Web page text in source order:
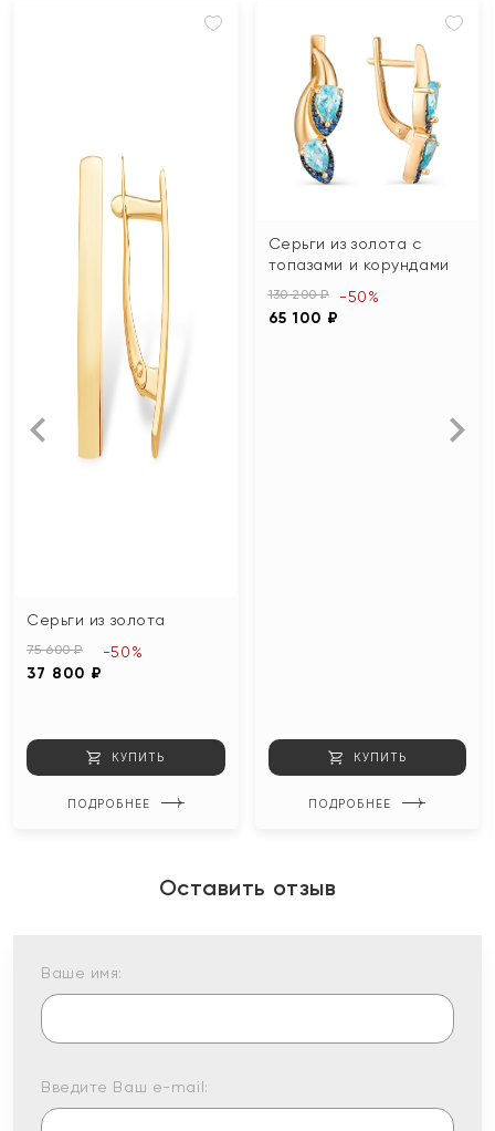
Серьги из золота
75 600 ₽
37 800 ₽
-50%
КУПИТЬ
ПОДРОБНЕЕ
Серьги из золота с
топазами и корундами
130 200 ₽
65 100 ₽
-50%
КУПИТЬ
ПОДРОБНЕЕ
Оставить отзыв
Ваше имя:
Введите Ваш e-mail: